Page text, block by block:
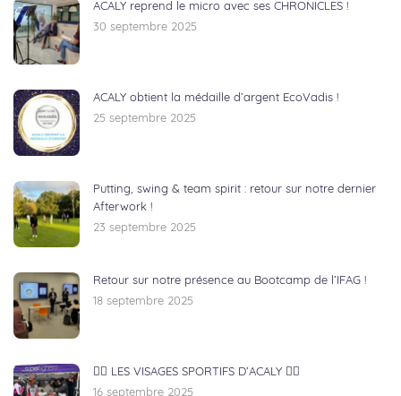
ACALY reprend le micro avec ses CHRONICLES !
30 septembre 2025
ACALY obtient la médaille d’argent EcoVadis !
25 septembre 2025
Putting, swing & team spirit : retour sur notre dernier
Afterwork !
23 septembre 2025
Retour sur notre présence au Bootcamp de l’IFAG !
18 septembre 2025
🏃‍♂️ LES VISAGES SPORTIFS D’ACALY 🚴‍♀️
16 septembre 2025